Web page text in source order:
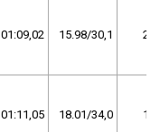
01:09,02 15.98/30,1 2
01:11,05 18.01/34,0 1